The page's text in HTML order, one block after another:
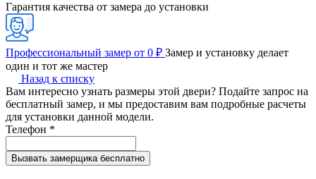
Гарантия качества от замера до установки
Профессиональный замер от 0 ₽ Замер и установку делает
один и тот же мастер
Назад к списку
Вам интересно узнать размеры этой двери? Подайте запрос на
бесплатный замер, и мы предоставим вам подробные расчеты
для установки данной модели.
Телефон *